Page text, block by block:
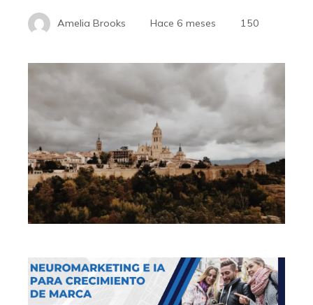
Amelia Brooks Hace 6 meses 150